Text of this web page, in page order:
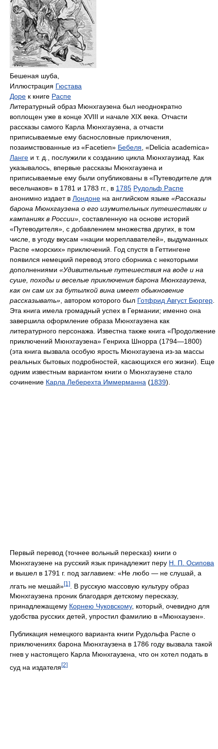
Бешеная шуба,
Иллюстрация Гюстава
Доре к книге Распе
Литературный образ Мюнхгаузена был неоднократно
воплощен уже в конце XVIII и начале XIX века. Отчасти
рассказы самого Карла Мюнхгаузена, а отчасти
приписываемые ему баснословные приключения,
позаимствованные из «Facetien» Бебеля , «Delicia academica»
Ланге и т. д., послужили к созданию цикла Мюнхгаузиад. Как
указывалось, впервые рассказы Мюнхгаузена и
приписываемые ему были опубликованы в «Путеводителе для
весельчаков» в 1781 и 1783 гг., в 1785 Рудольф Распе
анонимно издает в Лондоне на английском языке «Рассказы
барона Мюнхгаузена о его изумительных путешествиях и
кампаниях в России» , составленную на основе историй
«Путеводителя», с добавлением множества других, в том
числе, в угоду вкусам «нации мореплавателей», выдуманных
Распе «морских» приключений. Год спустя в Геттингене
появился немецкий перевод этого сборника с некоторыми
дополнениями «Удивительные путешествия на воде и на
суше, походы и веселые приключения барона Мюнхгаузена,
как он сам их за бутылкой вина имеет обыкновение
рассказывать» , автором которого был Готфрид Август Бюргер
Эта книга имела громадный успех в Германии; именно она
завершила оформление образа Мюнхгаузена как
литературного персонажа. Известна также книга «Продолжение
приключений Мюнхгаузена» Генриха Шнорра (1794—1800)
(эта книга вызвала особую ярость Мюнхгаузена из-за массы
реальных бытовых подробностей, касающихся его жизни). Еще
одним известным вариантом книги о Мюнхгаузене стало
сочинение Карла Леберехта Иммерманна (1839).
Первый перевод (точнее вольный пересказ) книги о
Мюнхгаузене на русский язык принадлежит перу Н. П. Осипова
и вышел в 1791 г. под заглавием: «Не любо — не слушай, а
лгать не мешай»[1]
. В русскую массовую культуру образ
Мюнхгаузена проник благодаря детскому пересказу,
принадлежащему Корнею Чуковскому, который, очевидно для
удобства русских детей, упростил фамилию в «Мюнхаузен».
Публикация немецкого варианта книги Рудольфа Распе о
приключениях барона Мюнхгаузена в 1786 году вызвала такой
гнев у настоящего Карла Мюнхгаузена, что он хотел подать в
суд на издателя [2]